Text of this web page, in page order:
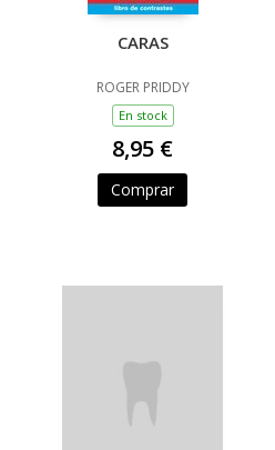
CARAS
ROGER PRIDDY
En stock
8,95 €
Comprar